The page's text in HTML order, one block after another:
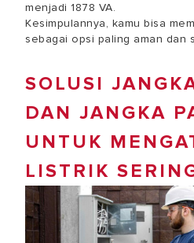
menjadi 1878 VA.
Kesimpulannya, kamu bisa
sebagai opsi paling aman dan
SOLUSI
DAN JANGKA
UNTUK
LISTRIK